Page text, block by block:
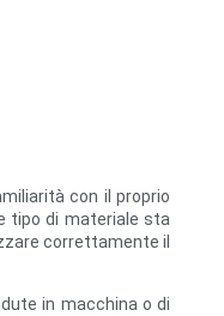
con il proprio
tipo di materiale sta
correttamente il
in macchina o di